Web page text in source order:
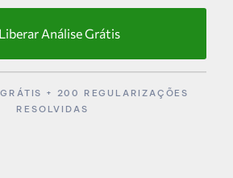
Liberar Análise Grátis
+ 200 REGULARIZAÇÕES
RESOLVIDAS